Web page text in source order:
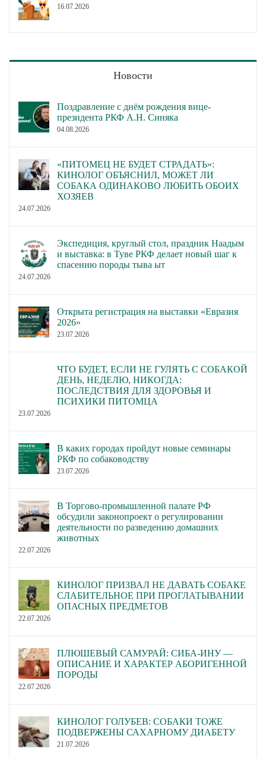
16.07.2026
Новости
Поздравление с днём рождения вице-
президента РКФ А.Н. Синяка
04.08.2026
«ПИТОМЕЦ НЕ БУДЕТ СТРАДАТЬ»:
КИНОЛОГ ОБЪЯСНИЛ, МОЖЕТ ЛИ
СОБАКА ОДИНАКОВО ЛЮБИТЬ ОБОИХ
ХОЗЯЕВ
24.07.2026
Экспедиция, круглый стол, праздник Наадым
и выставка: в Туве РКФ делает новый шаг к
спасению породы тыва ыт
24.07.2026
Открыта регистрация на выставки «Евразия
2026»
23.07.2026
ЧТО БУДЕТ, ЕСЛИ НЕ ГУЛЯТЬ С СОБАКОЙ
ДЕНЬ, НЕДЕЛЮ, НИКОГДА:
ПОСЛЕДСТВИЯ ДЛЯ ЗДОРОВЬЯ И
ПСИХИКИ ПИТОМЦА
23.07.2026
В каких городах пройдут новые семинары
РКФ по собаководству
23.07.2026
В Торгово-промышленной палате РФ
обсудили законопроект о регулировании
деятельности по разведению домашних
животных
22.07.2026
КИНОЛОГ ПРИЗВАЛ НЕ ДАВАТЬ СОБАКЕ
СЛАБИТЕЛЬНОЕ ПРИ ПРОГЛАТЫВАНИИ
ОПАСНЫХ ПРЕДМЕТОВ
22.07.2026
ПЛЮШЕВЫЙ САМУРАЙ: СИБА-ИНУ —
ОПИСАНИЕ И ХАРАКТЕР АБОРИГЕННОЙ
ПОРОДЫ
22.07.2026
КИНОЛОГ ГОЛУБЕВ: СОБАКИ ТОЖЕ
ПОДВЕРЖЕНЫ САХАРНОМУ ДИАБЕТУ
21.07.2026